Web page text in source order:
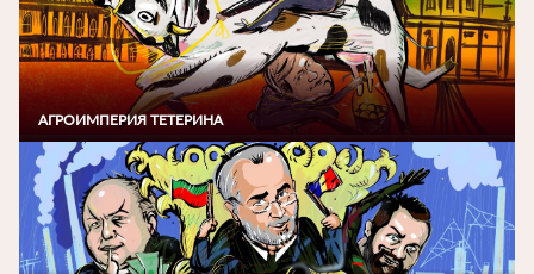
АГРОИМПЕРИЯ ТЕТЕРИНА